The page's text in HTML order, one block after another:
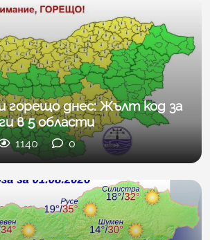
горещо днес: Жълт код за
в 5 области
1140 0